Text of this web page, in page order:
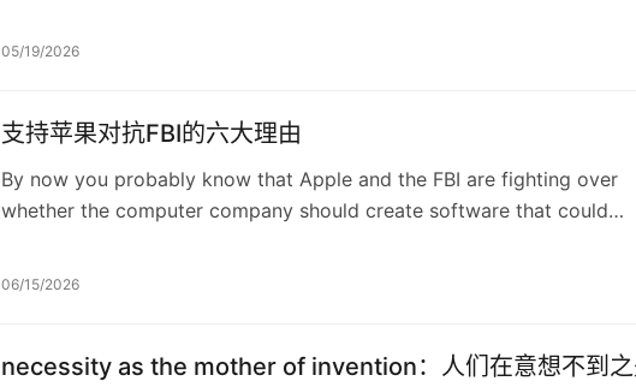
05/19/2026
支持苹果对抗FBI的六大理由
By now you probably know that Apple and the FBI are fighting over
whether the computer company should create software that could
06/15/2026
necessity as the mother of invention：人们在意想不到